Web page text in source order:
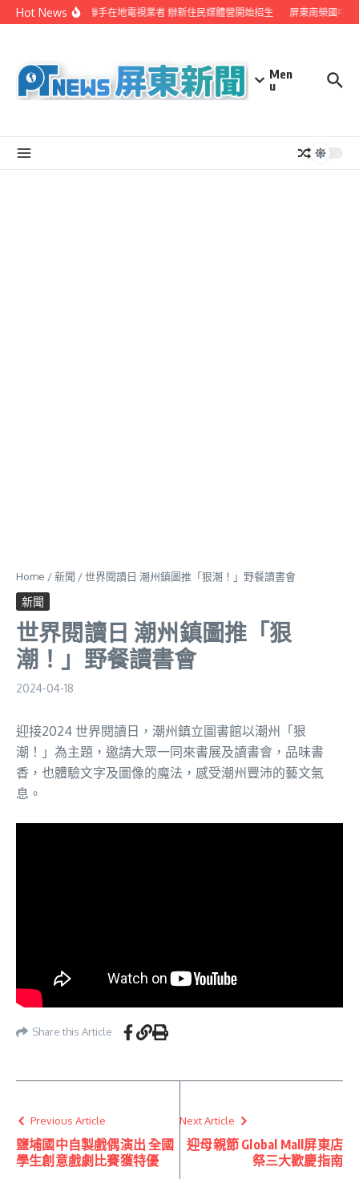
Skip to content
Hot News屏縣府聯手在地電視業者 辦新住民媒體營開始招生 屏東南榮國中
Men
u
Home /新聞 /世界閱讀日 潮州鎮圖推「狠潮！」野餐讀書會
新聞
世界閱讀日 潮州鎮圖推「狠
潮！」野餐讀書會
2024-04-18
迎接2024 世界閱讀日，潮州鎮立圖書館以潮州「狠
潮！」為主題，邀請大眾一同來書展及讀書會，品味書
香，也體驗文字及圖像的魔法，感受潮州豐沛的藝文氣
息。
Share this Article
Previous Article
鹽埔國中自製戲偶演出 全國
學生創意戲劇比賽獲特優
Next Article
迎母親節 Global Mall屏東店
祭三大歡慶指南